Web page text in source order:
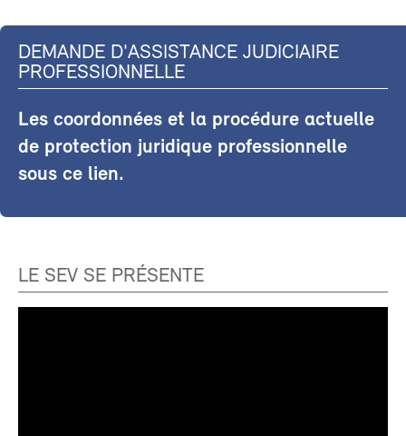
DEMANDE D'ASSISTANCE JUDICIAIRE
PROFESSIONNELLE
Les coordonnées et la procédure actuelle
de protection juridique professionnelle
sous ce lien.
LE SEV SE PRÉSENTE